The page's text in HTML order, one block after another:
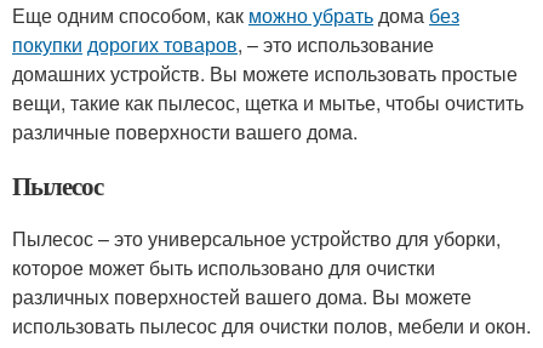
Еще одним способом, как можно убратьдома без
покупки дорогих товаров, – это использование
домашних устройств. Вы можете использовать простые
вещи, такие как пылесос, щетка и мытье, чтобы очистить
различные поверхности вашего дома.
Пылесос
Пылесос – это универсальное устройство для уборки,
которое может быть использовано для очистки
различных поверхностей вашего дома. Вы можете
использовать пылесос для очистки полов, мебели и окон.